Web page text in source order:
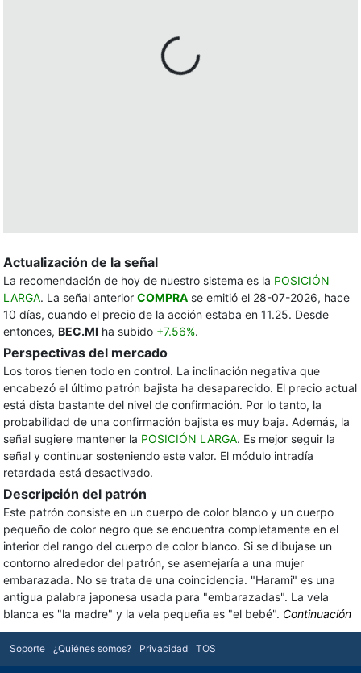
Actualización de la señal
La recomendación de hoy de nuestro sistema es la POSICIÓN
LARGA. La señal anterior COMPRA se emitió el 28-07-2026, hace
10 días, cuando el precio de la acción estaba en 11.25. Desde
entonces, BEC.MI ha subido +7.56%.
Perspectivas del mercado
Los toros tienen todo en control. La inclinación negativa que
encabezó el último patrón bajista ha desaparecido. El precio actual
está dista bastante del nivel de confirmación. Por lo tanto, la
probabilidad de una confirmación bajista es muy baja. Además, la
señal sugiere mantener la POSICIÓN LARGA. Es mejor seguir la
señal y continuar sosteniendo este valor. El módulo intradía
retardada está desactivado.
Descripción del patrón
Este patrón consiste en un cuerpo de color blanco y un cuerpo
pequeño de color negro que se encuentra completamente en el
interior del rango del cuerpo de color blanco. Si se dibujase un
contorno alrededor del patrón, se asemejaría a una mujer
embarazada. No se trata de una coincidencia. "Harami" es una
antigua palabra japonesa usada para "embarazadas". La vela
blanca es "la madre" y la vela pequeña es "el bebé". Continuación
Soporte ¿Quiénes somos? Privacidad TOS